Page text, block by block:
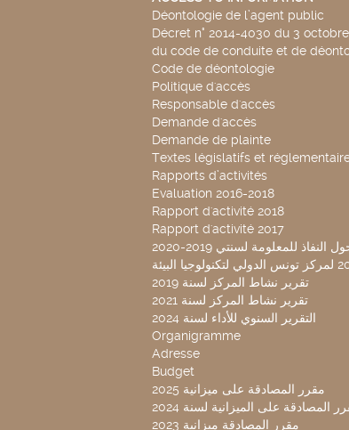
Déontologie de l’agent public
Décret n° 2014-4030 du 3
du code de conduite et de
Code de déontologie
Politique d'accès
Responsable d'accès
Demande d'accès
Demande de plainte
Textes législatifs et
Rapports d’activités
Evaluation 2016-2018
Rapport d'activité 2018
Rapport d'activité 2017
للمعلومة لسنتي 2019-2020
تقرير نشاط المركز لسنة 2019
تقرير نشاط المركز لسنة 2021
التقرير السنوي للأداء لسنة 2024
Organigramme
Adresse
Budget
2025 مقرر المصادقة على ميزانية
المصادقة على الميزانية لسنة 2024
مقرر المصادقة ميزانية 2023